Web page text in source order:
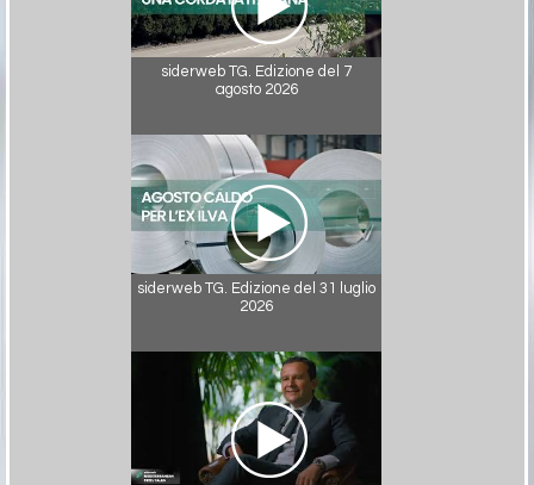
siderweb TG. Edizione del 7
agosto 2026
siderweb TG. Edizione del 31 luglio
2026